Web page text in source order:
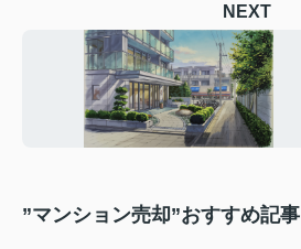
NEXT
”マンション売却”おすすめ記事